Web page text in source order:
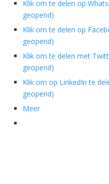
Klik om te delen op
geopend)
Klik om te delen op
geopend)
Klik om te delen met
geopend)
Klik om op LinkedIn te
geopend)
Meer